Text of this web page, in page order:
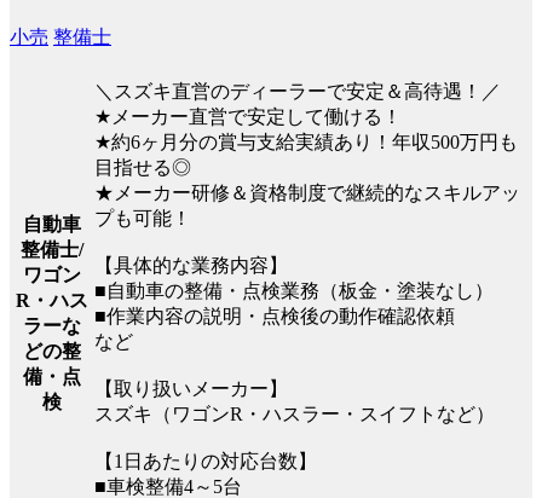
小売 整備士
自動車
整備士/
ワゴン
R・ハス
ラーな
どの整
備・点
検
＼スズキ直営のディーラーで安定＆高待遇！／
★メーカー直営で安定して働ける！
★約6ヶ月分の賞与支給実績あり！年収500万円も
目指せる◎
★メーカー研修＆資格制度で継続的なスキルアッ
プも可能！
【具体的な業務内容】
■自動車の整備・点検業務（板金・塗装なし）
■作業内容の説明・点検後の動作確認依頼
など
【取り扱いメーカー】
スズキ（ワゴンR・ハスラー・スイフトなど）
【1日あたりの対応台数】
■車検整備4～5台